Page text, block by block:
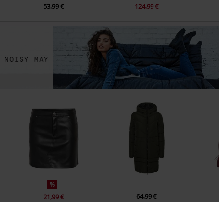
53,99 €
124,99 €
%
21,99 € 64,99 €